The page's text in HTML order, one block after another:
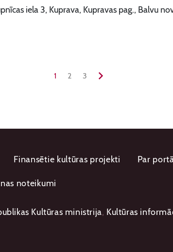
iela 3, Kuprava, Kupravas pag., Balvu
1 2 3
Finansētie kultūras projekti Par
noteikumi
Kultūras ministrija, Kultūras